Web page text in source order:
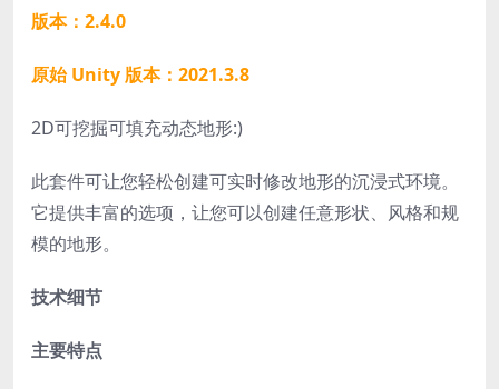
版本：2.4.0
原始 Unity 版本：2021.3.8
2D可挖掘可填充动态地形:)
此套件可让您轻松创建可实时修改地形的沉浸式环境。
它提供丰富的选项，让您可以创建任意形状、风格和规
模的地形。
技术细节
主要特点